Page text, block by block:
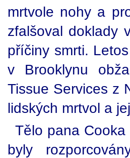
mrtvole nohy a
zfalšoval doklady
příčiny smrti.
v Brooklynu
Tissue Services z
lidských mrtvol a
Tělo pana
byly